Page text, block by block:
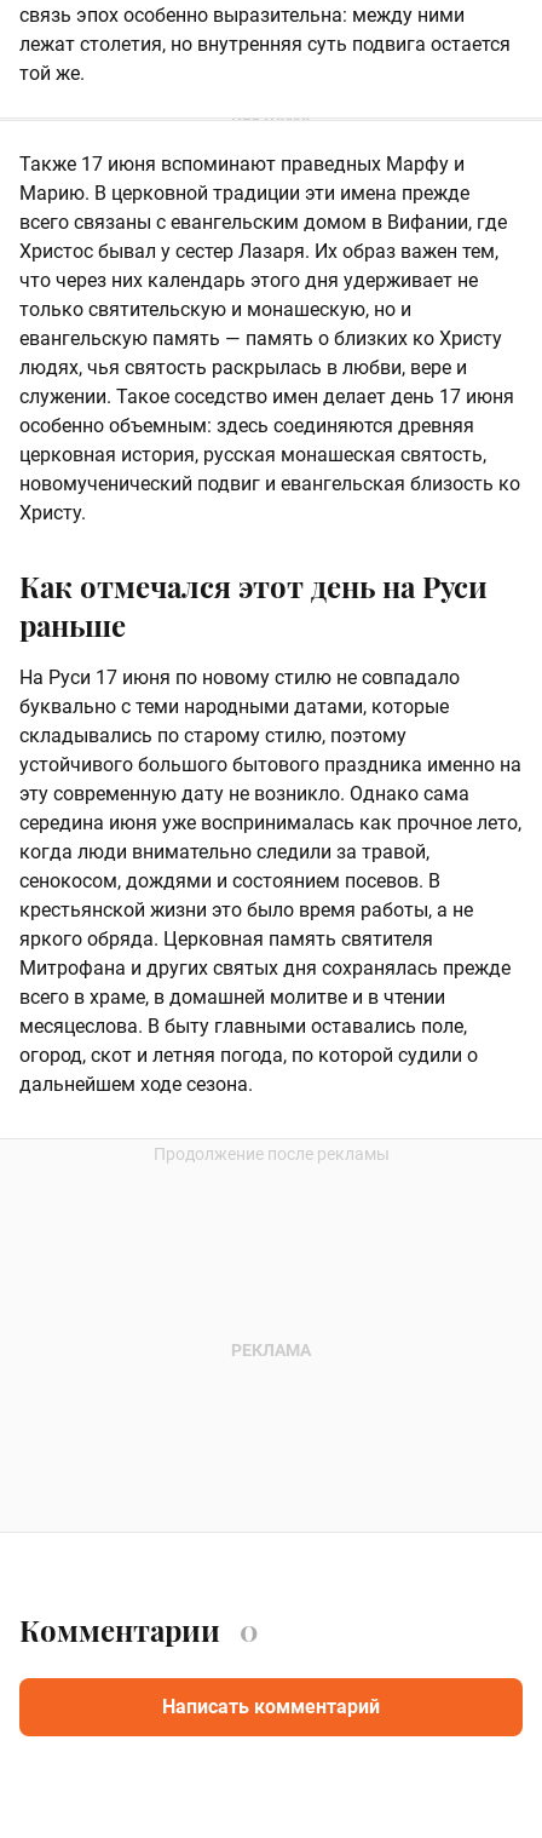
связь эпох особенно выразительна: между ними
лежат столетия, но внутренняя суть подвига остается
той же.
Также 17 июня вспоминают праведных Марфу и
Марию. В церковной традиции эти имена прежде
всего связаны с евангельским домом в Вифании, где
Христос бывал у сестер Лазаря. Их образ важен тем,
что через них календарь этого дня удерживает не
только святительскую и монашескую, но и
евангельскую память — память о близких ко Христу
людях, чья святость раскрылась в любви, вере и
служении. Такое соседство имен делает день 17 июня
особенно объемным: здесь соединяются древняя
церковная история, русская монашеская святость,
новомученический подвиг и евангельская близость ко
Христу.
Как отмечался этот день на Руси
раньше
На Руси 17 июня по новому стилю не совпадало
буквально с теми народными датами, которые
складывались по старому стилю, поэтому
устойчивого большого бытового праздника именно на
эту современную дату не возникло. Однако сама
середина июня уже воспринималась как прочное лето,
когда люди внимательно следили за травой,
сенокосом, дождями и состоянием посевов. В
крестьянской жизни это было время работы, а не
яркого обряда. Церковная память святителя
Митрофана и других святых дня сохранялась прежде
всего в храме, в домашней молитве и в чтении
месяцеслова. В быту главными оставались поле,
огород, скот и летняя погода, по которой судили о
дальнейшем ходе сезона.
Комментарии 0
Написать комментарий